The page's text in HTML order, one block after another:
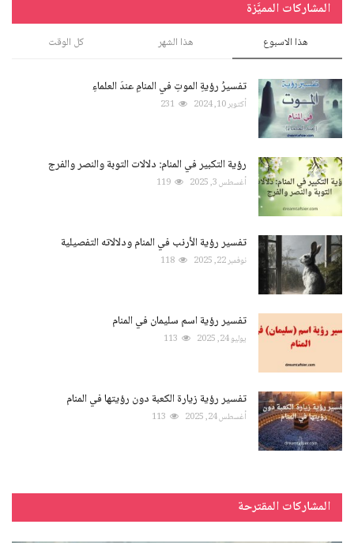
المشاركات المميَّزة
هذا الاسبوع هذا الشهر كل الوقت
تفسيرُ رؤيةِ الموتِ في المنامِ عندَ العلماءِ
أكتوبر 10, 2024 231
رؤية التكبير في المنام: دلالات التوبة والنصر والفرج
أغسطس 3, 2025 119
تفسير رؤية الأرنب في المنام ودلالاته التفصيلية
نوفمبر 22, 2025 118
تفسير رؤية اسم سليمان في المنام
يوليو 24, 2025 113
تفسير رؤية زيارة الكعبة دون رؤيتها في المنام
أغسطس 24, 2025 113
المشاركات المقترحة